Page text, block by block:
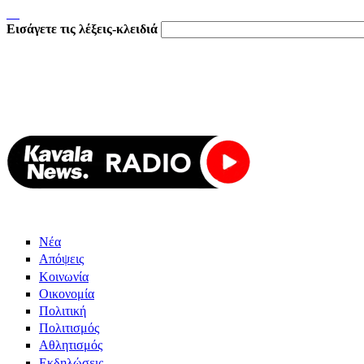
Εισάγετε τις λέξεις-κλειδιά
Νέα
Απόψεις
Κοινωνία
Οικονομία
Πολιτική
Πολιτισμός
Αθλητισμός